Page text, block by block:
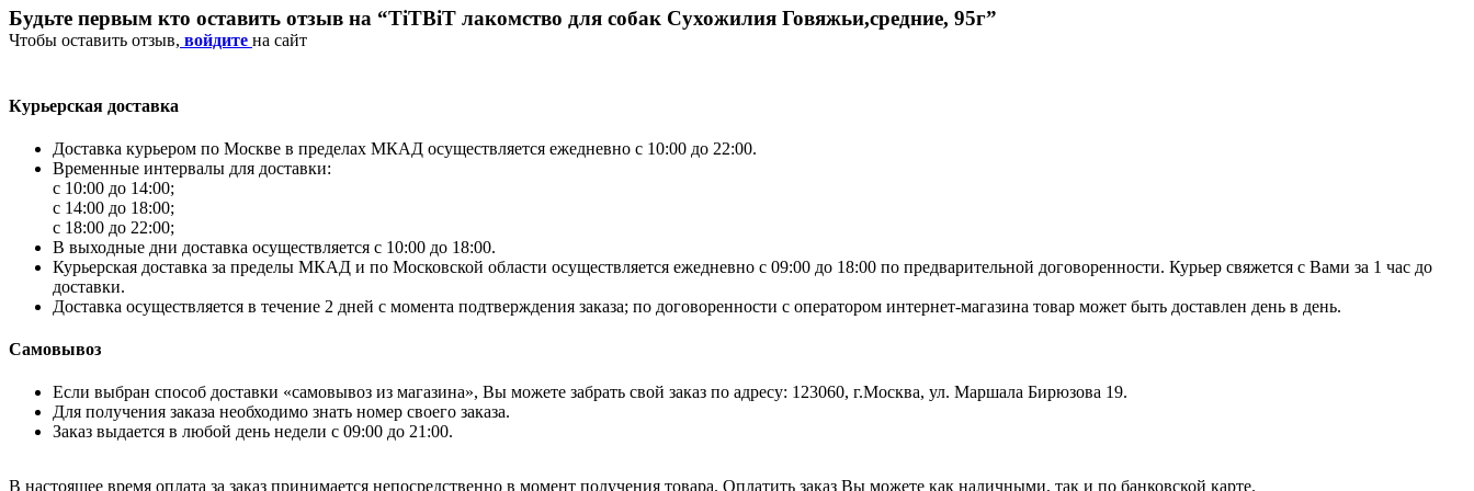
Будьте первым кто оставить отзыв на “TiTBiT лакомство для собак Сухожилия Говяжьи,средние, 95г”
Чтобы оставить отзыв, войдите на сайт
Курьерская доставка
Доставка курьером по Москве в пределах МКАД осуществляется ежедневно с 10:00 до 22:00.
Временные интервалы для доставки:
с 10:00 до 14:00;
с 14:00 до 18:00;
с 18:00 до 22:00;
В выходные дни доставка осуществляется с 10:00 до 18:00.
Курьерская доставка за пределы МКАД и по Московской области осуществляется ежедневно с 09:00 до 18:00 по предварительной договоренности. Курьер свяжется с Вами за 1 час до
доставки.
Доставка осуществляется в течение 2 дней с момента подтверждения заказа; по договоренности с оператором интернет-магазина товар может быть доставлен день в день.
Самовывоз
Если выбран способ доставки «самовывоз из магазина», Вы можете забрать свой заказ по адресу: 123060, г.Москва, ул. Маршала Бирюзова 19.
Для получения заказа необходимо знать номер своего заказа.
Заказ выдается в любой день недели с 09:00 до 21:00.
В настоящее время оплата за заказ принимается непосредственно в момент получения товара. Оплатить заказ Вы можете как наличными, так и по банковской карте.